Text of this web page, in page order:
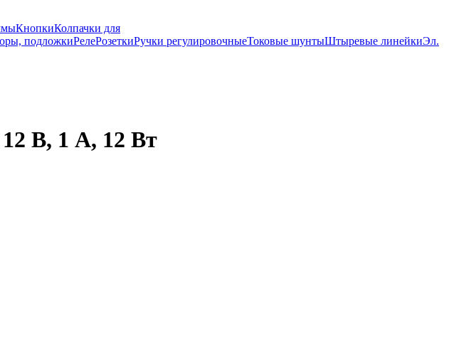
КнопкиКолпачки для
подложкиРелеРозеткиРучки регулировочныеТоковые шунтыШтыревые линейкиЭл.
В, 1 А, 12 Вт